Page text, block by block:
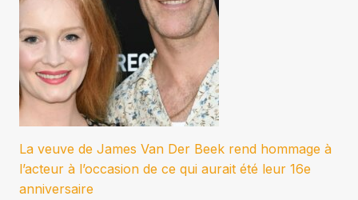
La veuve de James Van Der Beek rend hommage à
l’acteur à l’occasion de ce qui aurait été leur 16e
anniversaire